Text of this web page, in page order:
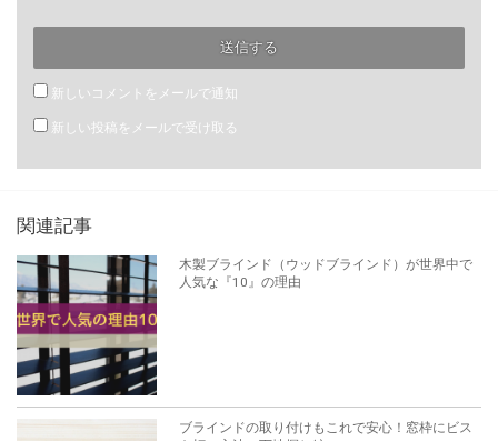
新しいコメントをメールで通知
新しい投稿をメールで受け取る
関連記事
木製ブラインド（ウッドブラインド）が世界中で
人気な『10』の理由
ブラインドの取り付けもこれで安心！窓枠にビス